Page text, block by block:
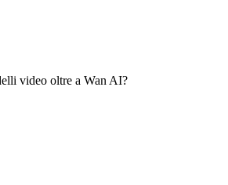
video oltre a Wan AI?